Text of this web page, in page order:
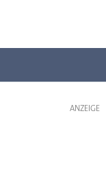
ANZEIGE